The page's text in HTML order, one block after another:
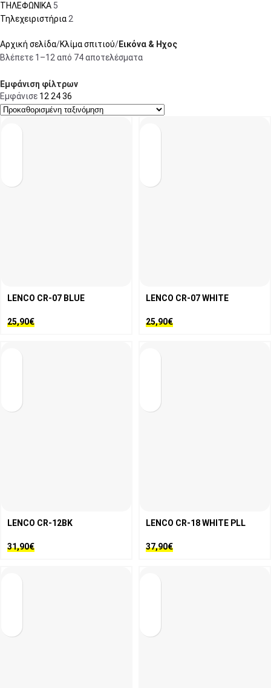
ΤΗΛΕΦΩΝΙΚΑ 5
Τηλεχειριστήρια2
Αρχική σελίδα Κλίμα σπιτιού
Εικόνα & Ηχος
Βλέπετε 1–12 από 74 αποτελέσματα
Εμφάνιση φίλτρων
Εμφάνισε 122436
LENCO CR-07 BLUE
25,90€
LENCO CR-07 WHITE
25,90€
LENCO CR-12BK
31,90€
LENCO CR-18 WHITE PLL
37,90€